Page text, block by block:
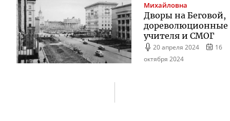
Михайловна
Дворы на Беговой,
дореволюционные
учителя и СМОГ
20 апреля 2024
16
октября 2024